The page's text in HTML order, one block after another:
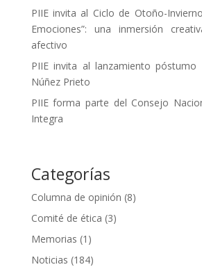
PIIE invita al Ciclo de Otoño-
Emociones”: una inmersión
afectivo
PIIE invita al lanzamiento
Núñez Prieto
PIIE forma parte del Consejo
Integra
Categorías
Columna de opinión (8)
Comité de ética (3)
Memorias (1)
Noticias (184)